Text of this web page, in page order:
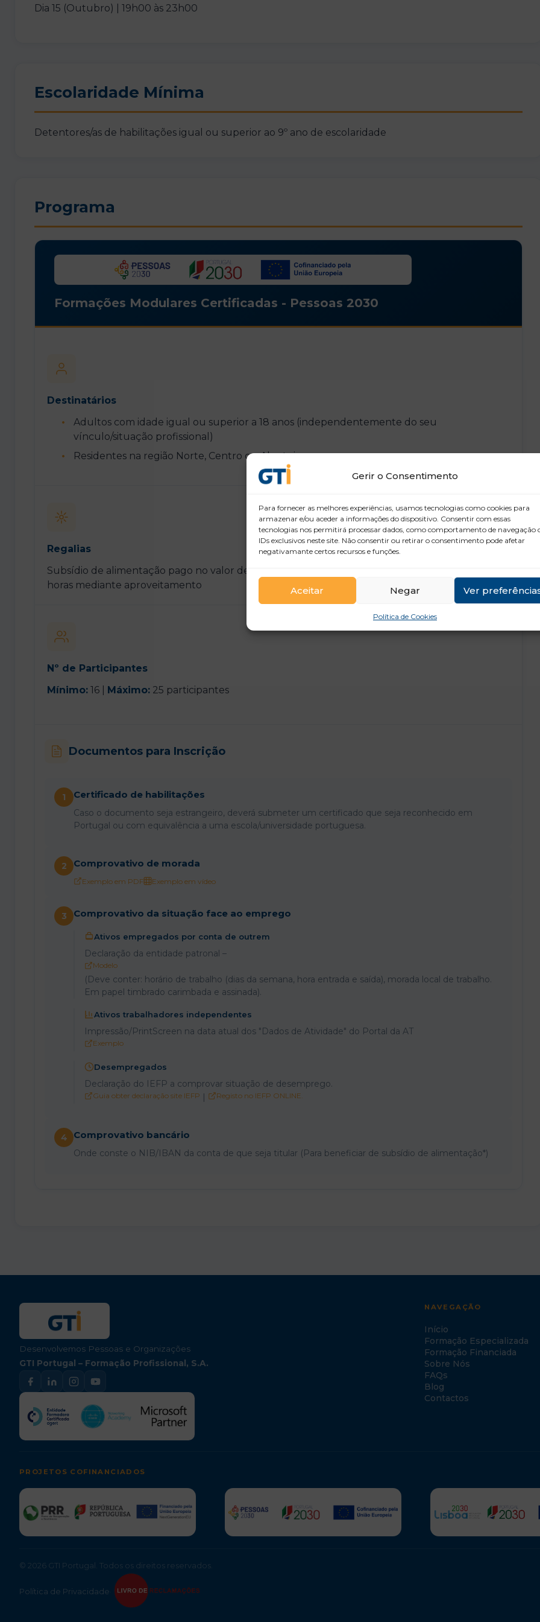
Gerir o Consentimento
Para fornecer as melhores experiências, usamos tecnologias como cookies para
armazenar e/ou aceder a informações do dispositivo. Consentir com essas
tecnologias nos permitirá processar dados, como comportamento de navegação
IDs exclusivos neste site. Não consentir ou retirar o consentimento pode afetar
negativamante certos recursos e funções.
Aceitar Negar Ver
Política de Cookies
Dia 15 (Outubro) | 19h00 às 23h00
Escolaridade Mínima
Detentores/as de habilitações igual ou superior ao 9º ano de escolaridade
Programa
Formações Modulares Certificadas - Pessoas 2030
Destinatários
Adultos com idade igual ou superior a 18 anos (independentemente do seu
vínculo/situação profissional)
Residentes na região Norte, Centro ou Alentejo
Regalias
Subsídio de alimentação pago no valor de
horas mediante aproveitamento
Nº de Participantes
Mínimo: 16 | Máximo: 25 participantes
Documentos para Inscrição
1 Certificado de habilitações
Caso o documento seja estrangeiro, deverá submeter um certificado que seja reconhecido em
Portugal ou com equivalência a uma escola/universidade portuguesa.
2 Comprovativo de morada
Exemplo em PDF Exemplo em vídeo
3 Comprovativo da situação face ao emprego
Ativos empregados por conta de outrem
Declaração da entidade patronal –
Modelo
(Deve conter: horário de trabalho (dias da semana, hora entrada e saída), morada local de trabalho.
Em papel timbrado carimbada e assinada).
Ativos trabalhadores independentes
Impressão/PrintScreen na data atual dos "Dados de Atividade" do Portal da AT
Exemplo
Desempregados
Declaração do IEFP a comprovar situação de desemprego.
Guia obter declaração site IEFP | Registo no IEFP ONLINE.
4 Comprovativo bancário
Onde conste o NIB/IBAN da conta de que seja titular (Para beneficiar de subsídio de alimentação*)
Desenvolvemos Pessoas e Organizações
GTI Portugal – Formação Profissional, S.A.
NAVEGAÇÃO
Início
Formação Especializada
Formação Financiada
Sobre Nós
FAQs
Blog
Contactos
PROJETOS COFINANCIADOS
© 2026 GTI Portugal. Todos os direitos reservados.
Política de Privacidade